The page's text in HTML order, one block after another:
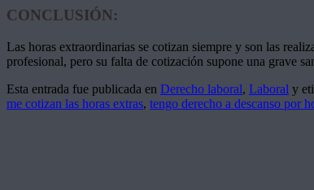
CONCLUSIÓN:
Las horas extraordinarias se cotizan siempre y son las
profesional, pero su falta de cotización supone una grave
Esta entrada fue publicada en Derecho laboral, Laboral y
me cotizan las horas extras, tengo derecho a descanso por